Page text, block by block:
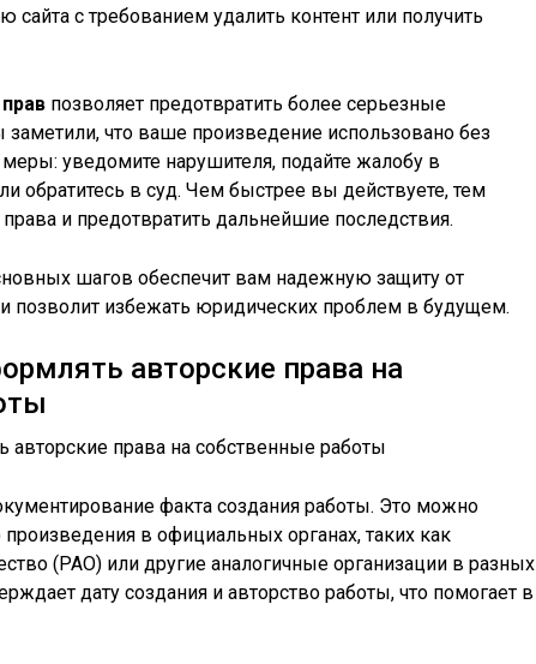
сайта с требованием удалить контент или получить
позволяет предотвратить более серьезные
заметили, что ваше произведение использовано без
уведомите нарушителя, подайте жалобу в
обратитесь в суд. Чем быстрее вы действуете, тем
и предотвратить дальнейшие последствия.
шагов обеспечит вам надежную защиту от
позволит избежать юридических проблем в будущем.
авторские права на
факта создания работы. Это можно
в официальных органах, таких как
(РАО) или другие аналогичные организации в разных
дату создания и авторство работы, что помогает в